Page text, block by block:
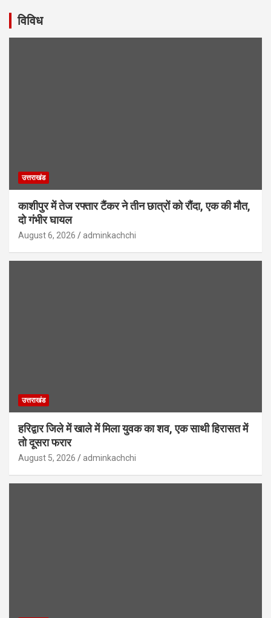
विविध
उत्तराखंड
काशीपुर में तेज रफ्तार टैंकर ने तीन छात्रों को रौंदा, एक की मौत,
दो गंभीर घायल
August 6, 2026 adminkachchi
उत्तराखंड
हरिद्वार जिले में खाले में मिला युवक का शव, एक साथी हिरासत में
तो दूसरा फरार
August 5, 2026 adminkachchi